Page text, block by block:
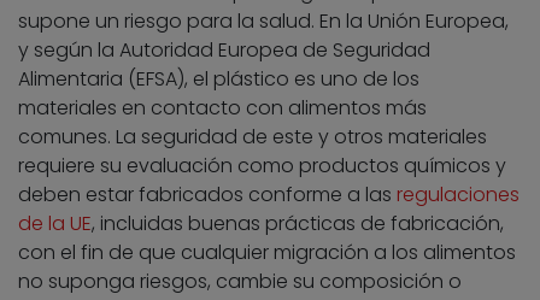
supone un riesgo para la salud. En la Unión Europea,
y según la Autoridad Europea de Seguridad
Alimentaria (EFSA), el plástico es uno de los
materiales en contacto con alimentos más
comunes. La seguridad de este y otros materiales
requiere su evaluación como productos químicos y
deben estar fabricados conforme a las regulaciones
de la UE, incluidas buenas prácticas de fabricación,
con el fin de que cualquier migración a los alimentos
no suponga riesgos, cambie su composición o